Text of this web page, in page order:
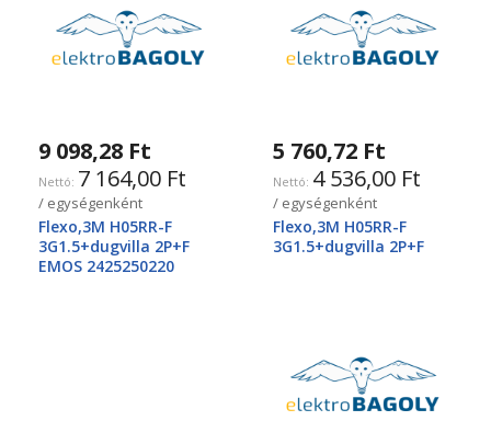
9 098,28 Ft
7 164,00 Ft
/ egységenként
Flexo,3M H05RR-F
3G1.5+dugvilla 2P+F
EMOS 2425250220
5 760,72 Ft
4 536,00 Ft
/ egységenként
Flexo,3M H05RR-F
3G1.5+dugvilla 2P+F